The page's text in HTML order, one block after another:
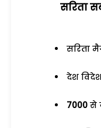
सरिता
सरिता
देश
7000 से